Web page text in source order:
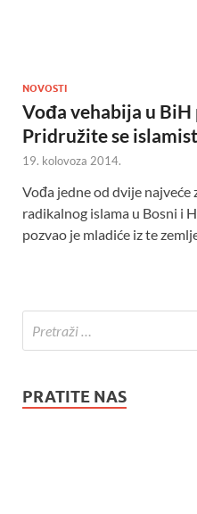
NOVOSTI
Vođa vehabija u BiH
Pridružite se
19. kolovoza 2014.
Vođa jedne od dvije
radikalnog islama u Bosni i
pozvao je mladiće iz te
PRATITE NAS